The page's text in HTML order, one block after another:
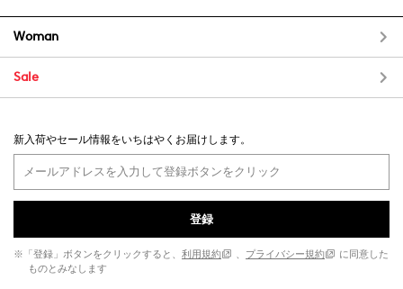
Woman
Sale
新入荷やセール情報をいちはやくお届けします。
登録
※「登録」ボタンをクリックすると、 利用規約 、 プライバシー規約
に同意した
ものとみなします